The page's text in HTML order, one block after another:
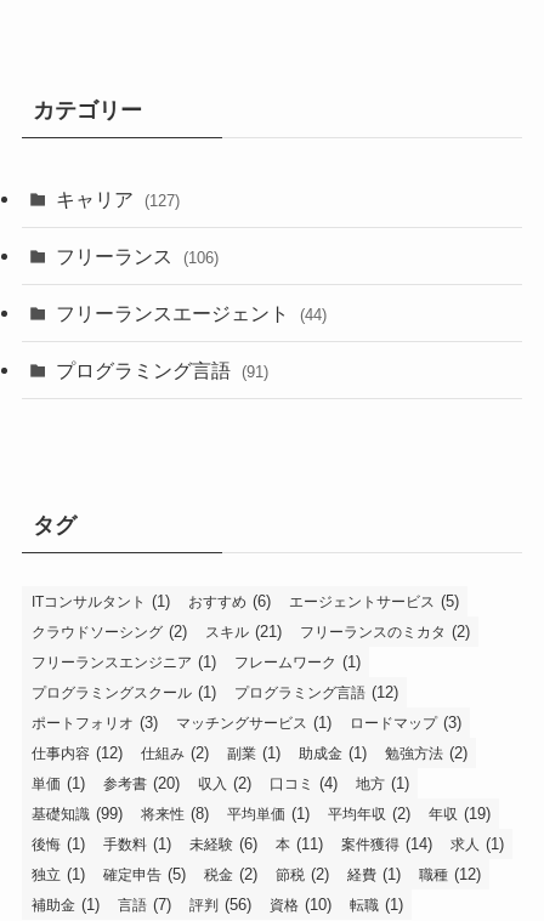
カテゴリー
キャリア (127)
フリーランス (106)
フリーランスエージェント (44)
プログラミング言語 (91)
タグ
ITコンサルタント (1) おすすめ (6) エージェントサービス (5)
クラウドソーシング (2) スキル (21) フリーランスのミカタ (2)
フリーランスエンジニア (1) フレームワーク (1)
プログラミングスクール (1) プログラミング言語 (12)
ポートフォリオ (3) マッチングサービス (1) ロードマップ(3)
仕事内容 (12) 仕組み (2) 副業 (1) 助成金 (1) 勉強方法 (2)
単価 (1) 参考書 (20) 収入 (2) 口コミ (4) 地方 (1)
基礎知識 (99) 将来性 (8) 平均単価 (1) 平均年収 (2) 年収 (19)
後悔 (1) 手数料 (1) 未経験 (6) 本 (11) 案件獲得 (14) 求人 (1)
独立 (1) 確定申告 (5) 税金 (2) 節税 (2) 経費 (1) 職種 (12)
補助金 (1) 言語 (7) 評判 (56) 資格 (10) 転職 (1)